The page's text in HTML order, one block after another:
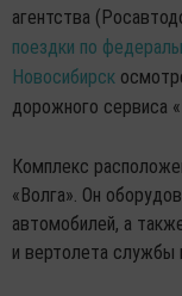
агентства
поездки по
Новосибирск
дорожного сервиса
Комплекс
«Волга». Он
автомобилей, а
и вертолета службы